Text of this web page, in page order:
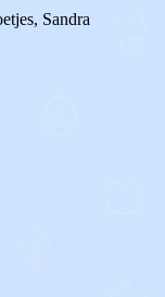
Sandra